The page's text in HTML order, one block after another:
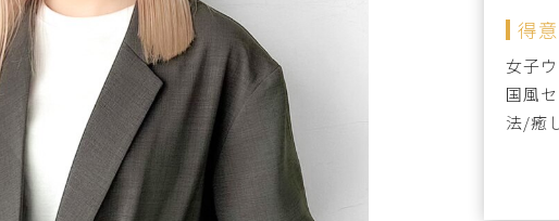
得
女子
国風
法/癒